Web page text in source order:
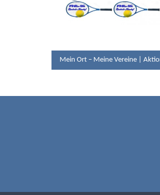
Mein Ort – Meine Vereine |